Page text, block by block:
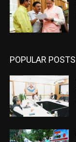
POPULAR POSTS